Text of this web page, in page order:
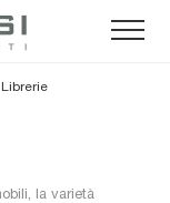
Librerie
la varietà